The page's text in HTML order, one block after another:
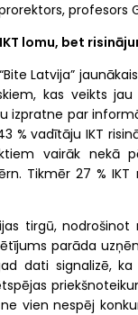
profesors
lomu, bet
Latvija”
kas veikts
izpratne par
% vadītāju IKT
vairāk nekā
Tikmēr 27 %
tirgū,
parāda
dati signalizē,
vien nespēj